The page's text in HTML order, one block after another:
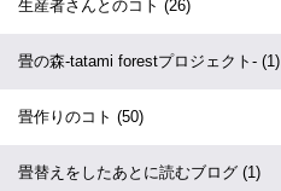
生産者さんとのコト (26)
畳の森-tatami forestプロジェクト- (1)
畳作りのコト (50)
畳替えをしたあとに読むブログ (1)